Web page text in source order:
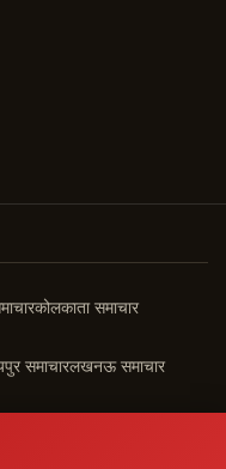
कोलकाता समाचार
समाचारलखनऊ समाचार